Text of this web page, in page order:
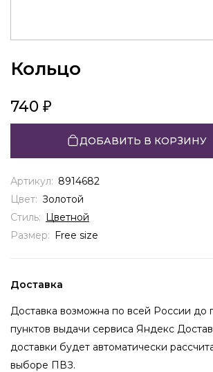
Кольцо
740
ДОБАВИТЬ В КОРЗИНУ
Артикул: 8914682
Цвет: Золотой
Стиль: Цветной
Размер: Free size
Доставка
Доставка возможна по всей России до
пунктов выдачи сервиса Яндекс
доставки будет автоматически
выборе ПВЗ.